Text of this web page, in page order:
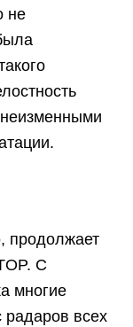
не
продолжает
С
многие
радаров всех